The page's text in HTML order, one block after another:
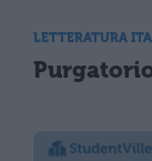
LETTERATURA